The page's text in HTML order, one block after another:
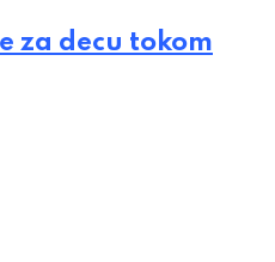
za decu tokom